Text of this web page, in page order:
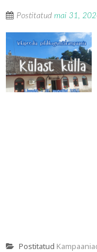
Postitatud mai 31,
Postitatud